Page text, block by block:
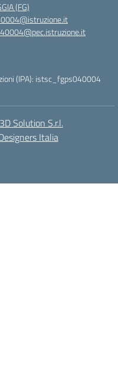
(FG)
(IPA): istsc_fgps040004
Solution S.r.l.
Italia